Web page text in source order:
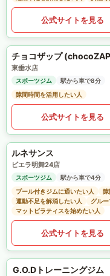
公式サイトを見る
チョコザップ
東垂水店
スポーツジム
駅から車で8分
隙間時間を活用したい人
公式サイトを見る
ルネサンス
ビエラ明舞24店
スポーツジム
駅から車で4分
プール付きジムに通いたい人
運動不足を解消したい人
グル
マットピラティスを始めたい人
公式サイトを見る
G.O.Dトレーニングジム